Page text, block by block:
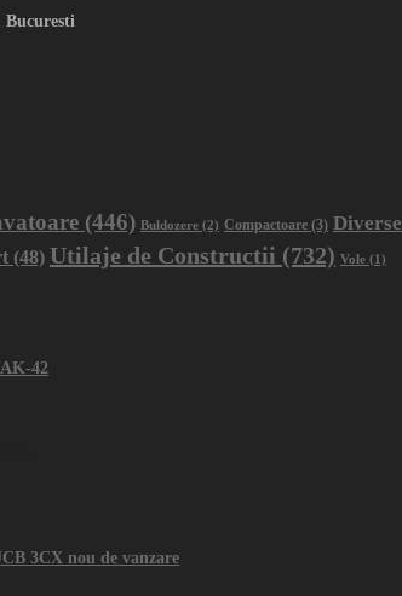
Bucuresti
(446) Buldozere (2) Compactoare (3) Diverse
(48) Utilaje de Constructii (732) Vole (1)